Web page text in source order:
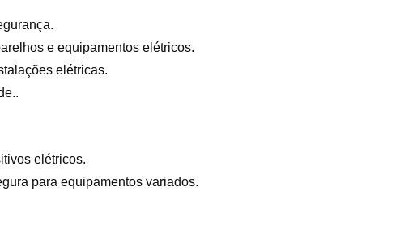
e equipamentos elétricos.
elétricas.
elétricos.
para equipamentos variados.